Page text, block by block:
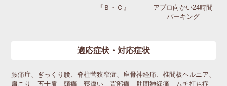
『Ｂ・Ｃ』
アプロ向かい24時間
パーキング
適応症状・対応症状
腰痛症、ぎっくり腰、脊柱菅狭窄症、座骨神経痛、椎間板ヘルニア、
肩こり、五十肩、頭痛、寝違い、背部痛、肋間神経痛、ムチ打ち症、